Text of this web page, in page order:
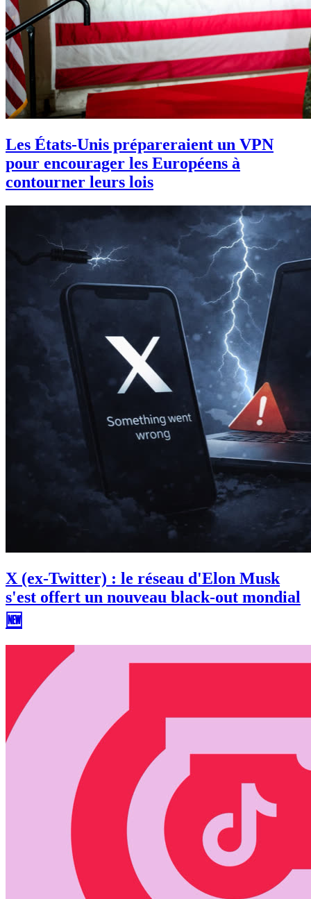
Les États-Unis prépareraient un VPN
pour encourager les Européens à
contourner leurs lois
X (ex-Twitter) : le réseau d'Elon Musk
s'est offert un nouveau black-out mondial
🆕